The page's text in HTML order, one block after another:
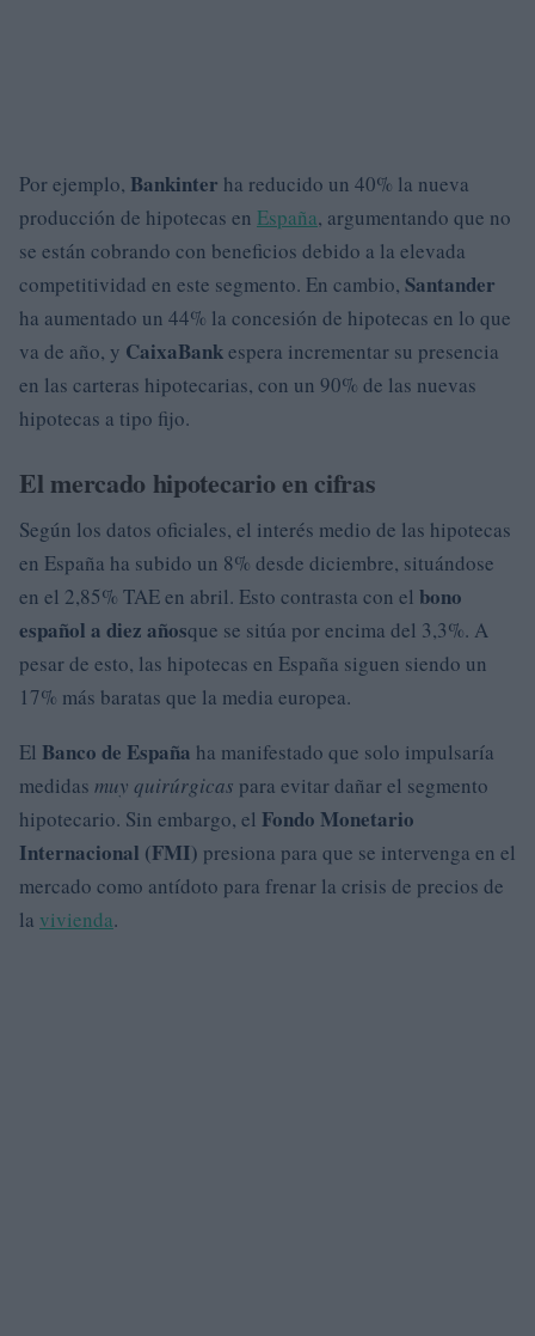
Por ejemplo, Bankinter ha reducido un 40% la nueva
producción de hipotecas en España, argumentando que no
se están cobrando con beneficios debido a la elevada
competitividad en este segmento. En cambio, Santander
ha aumentado un 44% la concesión de hipotecas en lo que
va de año, y CaixaBankespera incrementar su presencia
en las carteras hipotecarias, con un 90% de las nuevas
hipotecas a tipo fijo.
El mercado hipotecario en cifras
Según los datos oficiales, el interés medio de las hipotecas
en España ha subido un 8% desde diciembre, situándose
en el 2,85% TAE en abril. Esto contrasta con el bono
español a diez añosque se sitúa por encima del 3,3%. A
pesar de esto, las hipotecas en España siguen siendo un
17% más baratas que la media europea.
El Banco de España ha manifestado que solo impulsaría
medidas muy quirúrgicas para evitar dañar el segmento
hipotecario. Sin embargo, el Fondo Monetario
Internacional (FMI) presiona para que se intervenga en el
mercado como antídoto para frenar la crisis de precios de
la vivienda.